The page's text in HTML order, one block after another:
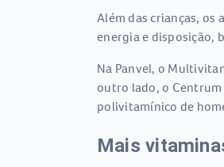
Além das crianças, os
energia e disposição,
Na Panvel, o
outro lado, o Centrum
polivitamínico de
Mais